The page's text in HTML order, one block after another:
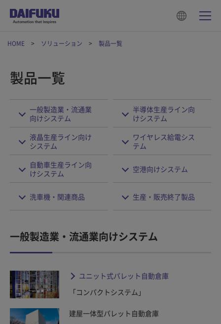
HOME ソリューション 製品一覧
製品一覧
一般製造業・流通業
向けシステム
半導体生産ライン向
けシステム
液晶生産ライン向け
システム
ワイヤレス給電シス
テム
自動車生産ライン向
けシステム
空港向けシステム
洗車機・関連商品 生産・販売終了製品
一般製造業・流通業向けシステム
ユニット式パレット自動倉庫
「コンパクトシステム」
建屋一体型パレット自動倉庫